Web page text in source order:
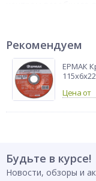
Рекомендуем
ЕРМАК
Будьте в курсе!
Новости, обзоры и